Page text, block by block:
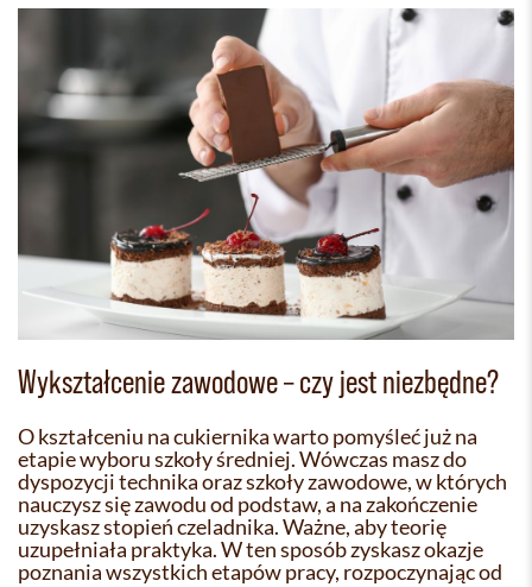
Wykształcenie zawodowe – czy jest niezbędne?
O kształceniu na cukiernika warto pomyśleć już na
etapie wyboru szkoły średniej. Wówczas masz do
dyspozycji technika oraz szkoły zawodowe, w których
nauczysz się zawodu od podstaw, a na zakończenie
uzyskasz stopień czeladnika. Ważne, aby teorię
uzupełniała praktyka. W ten sposób zyskasz okazje
poznania wszystkich etapów pracy, rozpoczynając od